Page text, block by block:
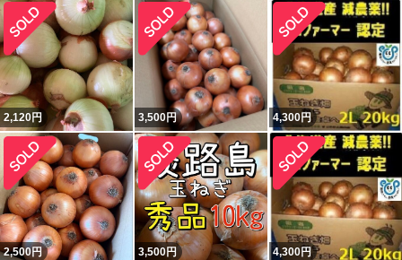
2,120円 3,500円 4,300円
2,500円 3,500円 4,300円